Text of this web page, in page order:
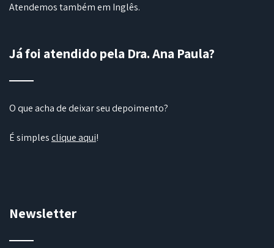
Atendemos também em Inglês.
Já foi atendido pela Dra. Ana Paula?
O que acha de deixar seu depoimento?
É simplesclique aqui!
Newsletter